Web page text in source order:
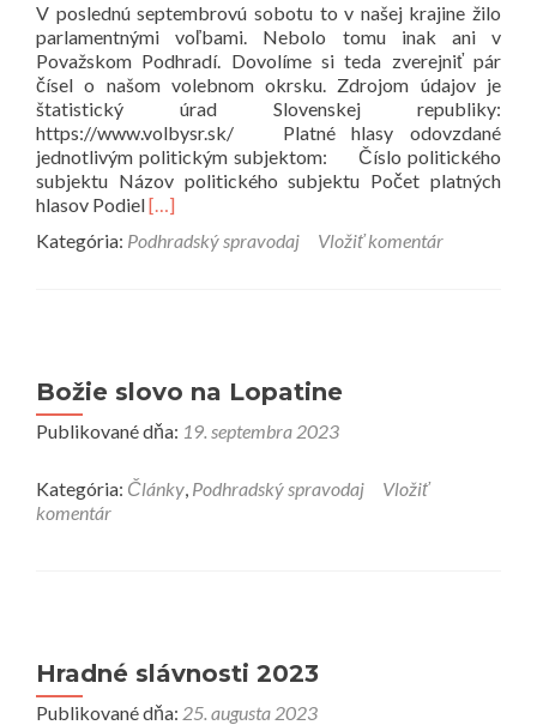
V poslednú septembrovú sobotu to v našej krajine žilo
parlamentnými voľbami. Nebolo tomu inak ani v
Považskom Podhradí. Dovolíme si teda zverejniť pár
čísel o našom volebnom okrsku. Zdrojom údajov je
štatistický úrad Slovenskej republiky:
https://www.volbysr.sk/ Platné hlasy odovzdané
jednotlivým politickým subjektom: Číslo politického
subjektu Názov politického subjektu Počet platných
hlasov PodielPrečítať
o
parlamentných
voľbách
2023
[…]
Kategória: Podhradský spravodaj Vložiť komentár
Božie slovo na Lopatine
Publikované dňa: 19. septembra 2023
Kategória: Články, Podhradský spravodaj
Vložiť
komentár
Hradné slávnosti 2023
Publikované dňa: 25. augusta 2023